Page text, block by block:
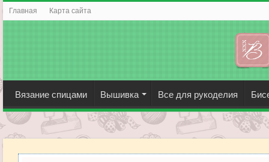
Главная Карта сайта
Вязание спицами Вышивка Все для рукоделия